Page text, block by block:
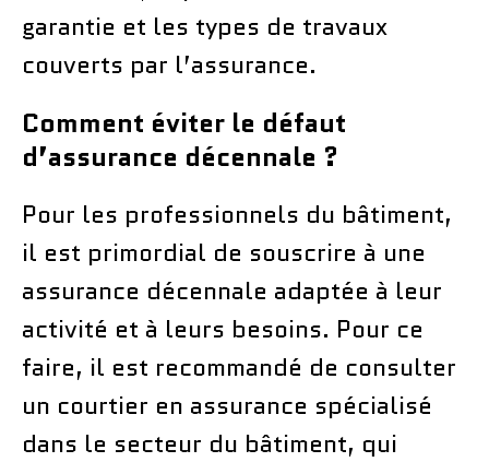
garantie et les types de travaux
couverts par l’assurance.
Comment éviter le défaut
d’assurance décennale ?
Pour les professionnels du bâtiment,
il est primordial de souscrire à une
assurance décennale adaptée à leur
activité et à leurs besoins. Pour ce
faire, il est recommandé de consulter
un courtier en assurance spécialisé
dans le secteur du bâtiment, qui